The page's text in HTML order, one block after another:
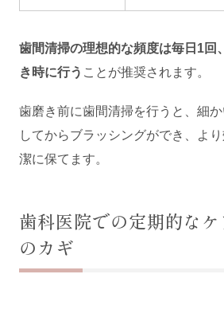
歯間清掃の理想的な頻度は毎日1回
き時に行う ことが推奨されます。
歯磨き前に歯間清掃を行うと、細
してからブラッシングができ、よ
潔に保てます。
歯科医院での定期的な
のカギ